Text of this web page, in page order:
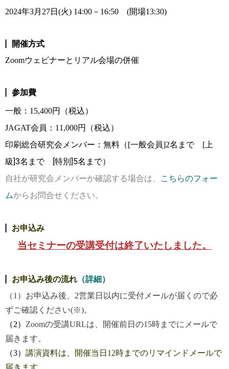
2024年3月27日(火) 14:00－16:50 (開場13:30)
開催方式
Zoomウェビナーとリアル会場の併催
参加費
一般：15,400円（税込）
JAGAT会員：11,000円（税込）
印刷総合研究会メンバー：無料 （[一般会員]2名まで [上
級]3名まで [特別]5名まで）
自社が研究会メンバーか確認する場合は、
こちらのフォー
ムからお問合せください。
お申込み
当セミナーの受講受付は終了いたしました。
お申込み後の流れ （詳細）
（1）お申込み後、2営業日以内に受付メールが届くので必
ずご確認ください(※)。
（2） Zoomの受講URLは、開催前日の15時までにメールで
届きます。
（3） 講演資料は、開催当日12時までのリマインドメールで
届きます。